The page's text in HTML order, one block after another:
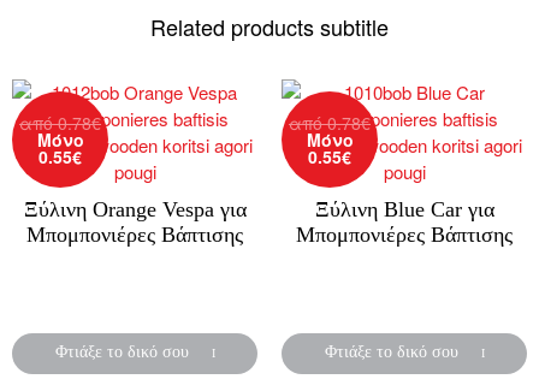
Related products subtitle
Ξύλινη Orange Vespa για
Μπομπονιέρες Βάπτισης
από 0.78€
Μόνο
0.55€
Φτιάξε το δικό σου
Ξύλινη Blue Car για
Μπομπονιέρες Βάπτισης
από 0.78€
Μόνο
0.55€
Φτιάξε το δικό σου